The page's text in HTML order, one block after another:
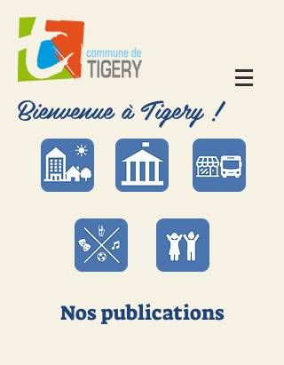
Bienvenue à Tigery !
Nos publications